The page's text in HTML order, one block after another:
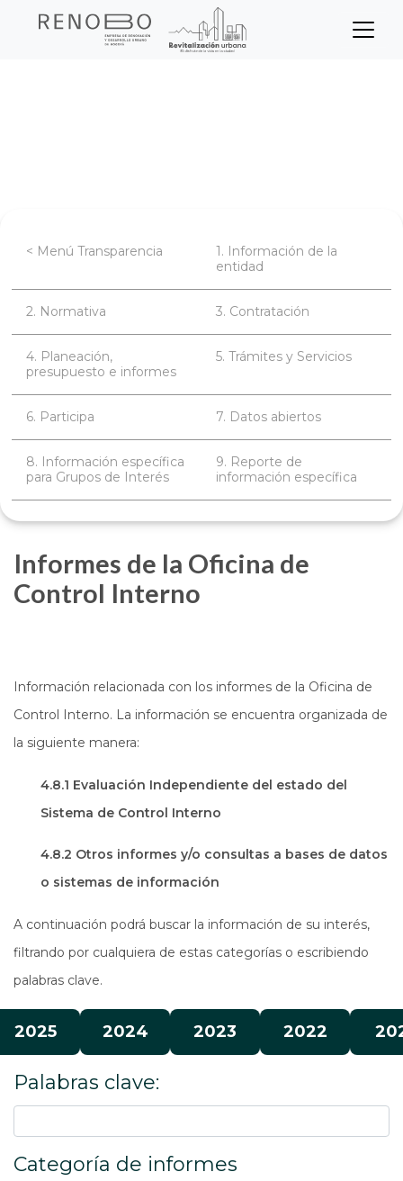
Sitio Web Empresa de
Transparencia
< Menú Transparencia
1. Información de la
entidad
2. Normativa 3. Contratación
4. Planeación,
presupuesto e informes
5. Trámites y Servicios
6. Participa 7. Datos abiertos
8. Información específica
para Grupos de Interés
9. Reporte de
información específica
Informes de la Oficina de
Control Interno
Información relacionada con los informes de la Oficina de
Control Interno. La información se encuentra organizada de
la siguiente manera:
4.8.1 Evaluación Independiente del estado del
Sistema de Control Interno
4.8.2 Otros informes y/o consultas a bases de datos
o sistemas de información
A continuación podrá buscar la información de su interés,
filtrando por cualquiera de estas categorías o escribiendo
palabras clave.
2025 2024 2023 2022
Palabras clave:
Categoría de informes